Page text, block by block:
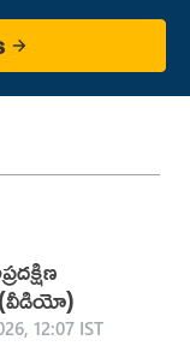
12:07 IST